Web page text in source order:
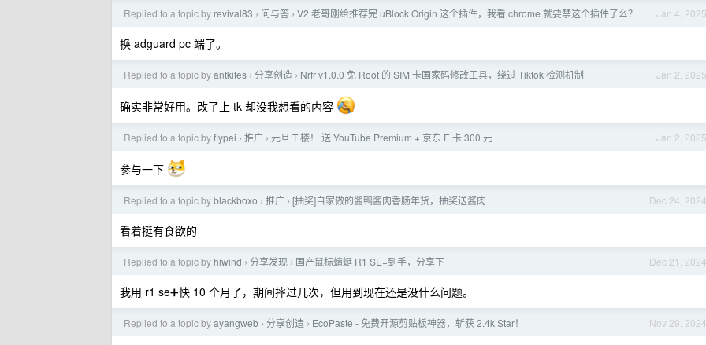
Jan 4, 2025
Replied to a topic by revival83 › 问与答 › V2 老哥刚给推荐完 uBlock Origin 这个插件，我看 chrome 就要禁这个插件了么？
换 adguard pc 端了。
Jan 2, 2025
Replied to a topic byantkites › 分享创造 › Nrfr v1.0.0 免 Root 的 SIM 卡国家码修改工具，绕过 Tiktok 检测机制
确实非常好用。改了上 tk 却没我想看的内容
Jan 2, 2025
Replied to a topic byflypei › 推广 › 元旦 T 楼！ 送 YouTube Premium + 京东 E 卡 300 元
参与一下
Dec 24, 2024
Replied to a topic byblackboxo › 推广 › [抽奖]自家做的酱鸭酱肉香肠年货，抽奖送酱肉
看着挺有食欲的
Dec 21, 2024
Replied to a topic by hiwind › 分享发现 › 国产鼠标蜻蜓 R1 SE+到手，分享下
我用 r1 se➕快 10 个月了，期间摔过几次，但用到现在还是没什么问题。
Nov 29, 2024
Replied to a topic byayangweb › 分享创造 › EcoPaste - 免费开源剪贴板神器，斩获 2.4k Star！